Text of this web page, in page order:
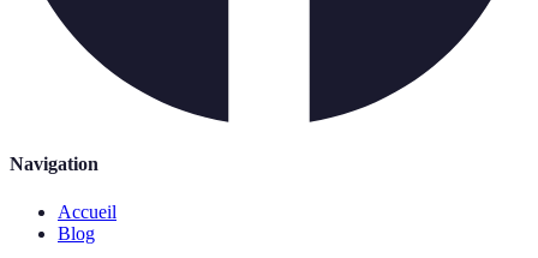
Navigation
Accueil
Blog